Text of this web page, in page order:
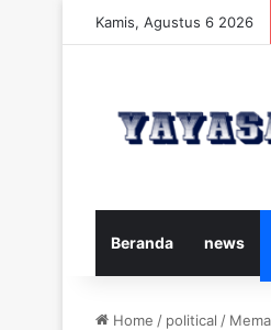
Kamis, Agustus 6 2026
Beranda news
Home / political /